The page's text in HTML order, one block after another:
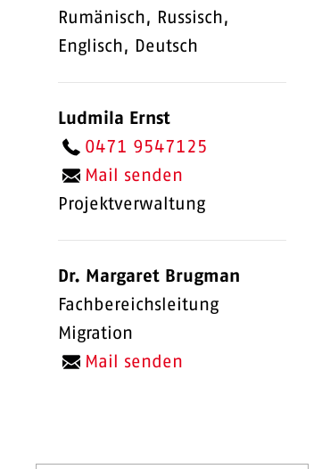
Rumänisch, Russisch,
Englisch, Deutsch
Ludmila Ernst
0471 9547125
Mail senden
Projektverwaltung
Dr. Margaret Brugman
Fachbereichsleitung
Migration
Mail senden